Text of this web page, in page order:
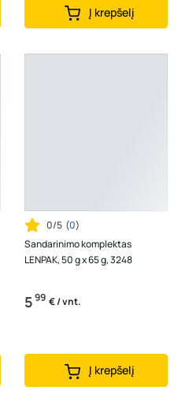
Į krepšelį
0/5 (0)
Sandarinimo komplektas
LENPAK, 50 g x 65 g, 3248
599 € / vnt.
Į krepšelį